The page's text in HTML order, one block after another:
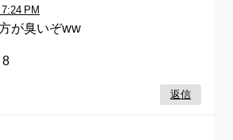
PM
が臭いぞww
8
返信